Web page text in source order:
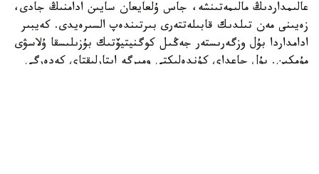
عالىمداردىڭ مالىمەتىنشە، جاس ۇلعايعان سايىن ادامنىڭ جادى،
زەيىنى مەن تىلدىك قابىلەتتەرى بىرتىندەپ السىرەيدى. كەيبىر
ادامداردا بۇل وزگەرىستەر جەڭىل كوگنيتيۆتىك بۇزىلىسقا ۇلاسۋى
مۇمكىن. بۇل جاعداي كۇندەلىكتى ومىرگە ايتارلىقتاي كەدەرگى